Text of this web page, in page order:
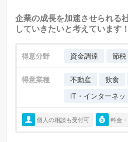
企業の成長を加速させられる
していきたいと考えています！
得意分野 資金調達 節税
得意業種 不動産 飲食
IT・インターネッ
個人の相談も受付可 料金